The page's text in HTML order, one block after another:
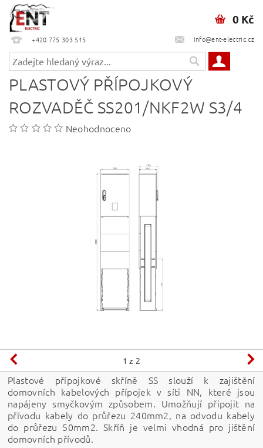
+420 775 303 515 info@ent-electric.cz
0 Kč
PLASTOVÝ PŘÍPOJKOVÝ
ROZVADĚČ SS201/NKF2W S3/4
Neohodnoceno
1 z 2
Plastové přípojkové skříně SS slouží k zajištění
domovních kabelových přípojek v síti NN, které jsou
napájeny smyčkovým způsobem. Umožňují připojit na
přívodu kabely do průřezu 240mm2, na odvodu kabely
do průřezu 50mm2. Skříň je velmi vhodná pro jištění
domovních přívodů.